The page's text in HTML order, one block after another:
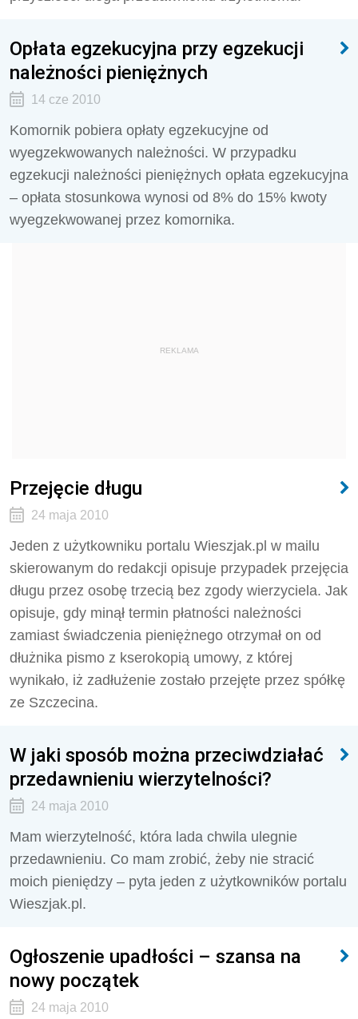
Opłata egzekucyjna przy egzekucji
należności pieniężnych
14 cze 2010
Komornik pobiera opłaty egzekucyjne od
wyegzekwowanych należności. W przypadku
egzekucji należności pieniężnych opłata egzekucyjna
– opłata stosunkowa wynosi od 8% do 15% kwoty
wyegzekwowanej przez komornika.
REKLAMA
Przejęcie długu
24 maja 2010
Jeden z użytkowniku portalu Wieszjak.pl w mailu
skierowanym do redakcji opisuje przypadek przejęcia
długu przez osobę trzecią bez zgody wierzyciela. Jak
opisuje, gdy minął termin płatności należności
zamiast świadczenia pieniężnego otrzymał on od
dłużnika pismo z kserokopią umowy, z której
wynikało, iż zadłużenie zostało przejęte przez spółkę
ze Szczecina.
W jaki sposób można przeciwdziałać
przedawnieniu wierzytelności?
24 maja 2010
Mam wierzytelność, która lada chwila ulegnie
przedawnieniu. Co mam zrobić, żeby nie stracić
moich pieniędzy – pyta jeden z użytkowników portalu
Wieszjak.pl.
Ogłoszenie upadłości – szansa na
nowy początek
24 maja 2010